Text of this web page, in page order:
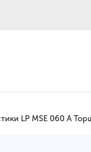
LP MSE 060 A